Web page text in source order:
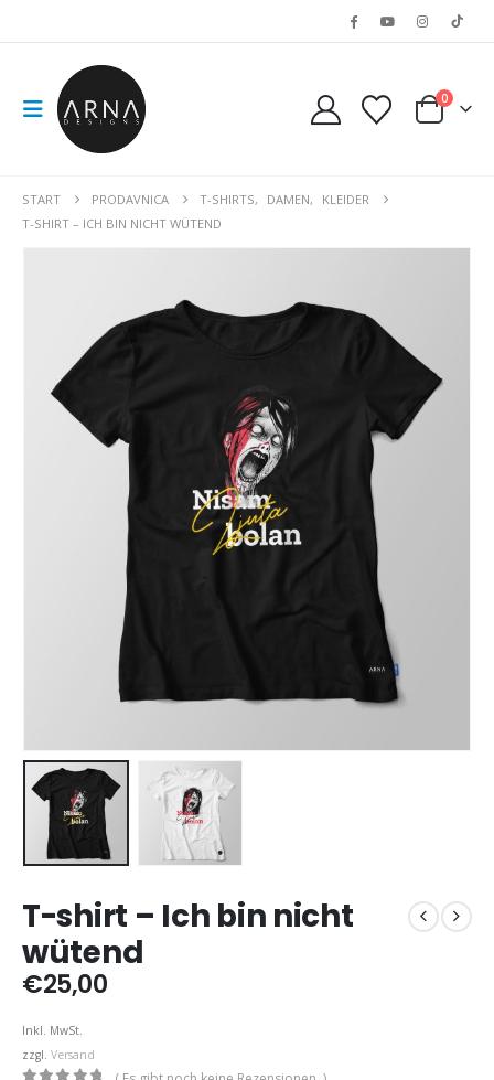
0
START PRODAVNICA T-SHIRTS, DAMEN,
KLEIDER
T-SHIRT – ICH BIN NICHT WÜTEND
T-shirt – Ich bin nicht
wütend
€25,00
Inkl. MwSt.
zzgl. Versand